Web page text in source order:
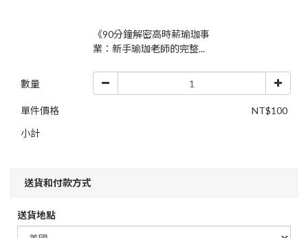
《90分鐘解密高時薪瑜珈事
業：新手瑜珈老師的完整...
數量
單件價格
NT$100
小計
送貨和付款方式
送貨地點